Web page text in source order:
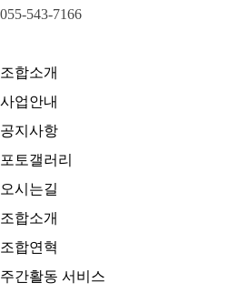
055-543-7166
조합소개
사업안내
공지사항
포토갤러리
오시는길
조합소개
조합연혁
주간활동 서비스